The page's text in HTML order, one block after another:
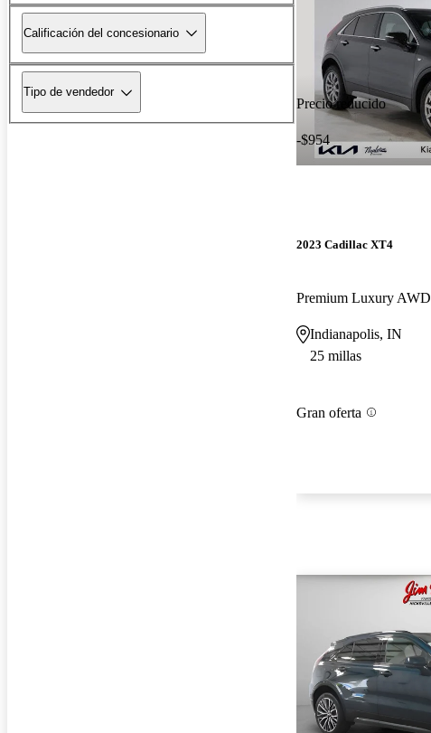
Calificación del concesionario
Tipo de vendedor
Precio reducido
-$954
2023 Cadillac XT4
Premium Luxury AWD
Indianapolis, IN
25 millas
Gran oferta